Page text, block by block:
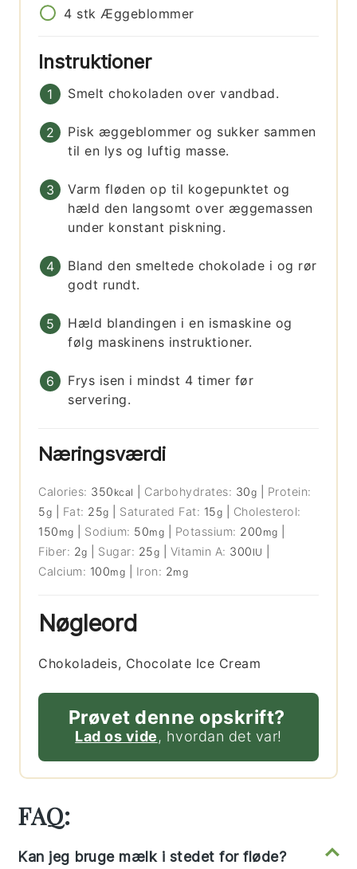
4 stk Æggeblommer
Instruktioner
Smelt chokoladen over vandbad.
Pisk æggeblommer og sukker sammen
til en lys og luftig masse.
Varm fløden op til kogepunktet og
hæld den langsomt over æggemassen
under konstant piskning.
Bland den smeltede chokolade i og rør
godt rundt.
Hæld blandingen i en ismaskine og
følg maskinens instruktioner.
Frys isen i mindst 4 timer før
servering.
Næringsværdi
Calories: 350 kcal Carbohydrates: 30g
Protein:
5g Fat: 25g Saturated Fat: 15g
Cholesterol:
150 mg Sodium: 50mg Potassium: 200 mg
Fiber: 2g Sugar: 25g Vitamin A: 300 IU
Calcium: 100mg Iron: 2mg
Nøgleord
Chokoladeis, Chocolate Ice Cream
Prøvet denne opskrift?
Lad os vide, hvordan det var!
FAQ:
Kan jeg bruge mælk i stedet for fløde?